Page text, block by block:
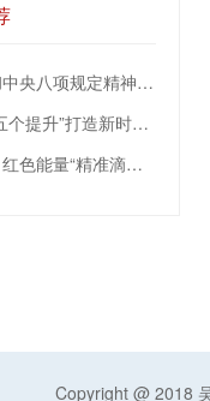
习教育中央指导组暨中央层面工作专班总结会议召开
”打造新时代党员先锋队伍
量“精准滴灌”基层党员
Copyright @ 2018